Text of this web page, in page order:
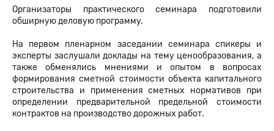
Организаторы практического семинара подготовили
обширную деловую программу.
На первом пленарном заседании семинара спикеры и
эксперты заслушали доклады на тему ценообразования, а
также обменялись мнениями и опытом в вопросах
формирования сметной стоимости объекта капитального
строительства и применения сметных нормативов при
определении предварительной предельной стоимости
контрактов на производство дорожных работ.